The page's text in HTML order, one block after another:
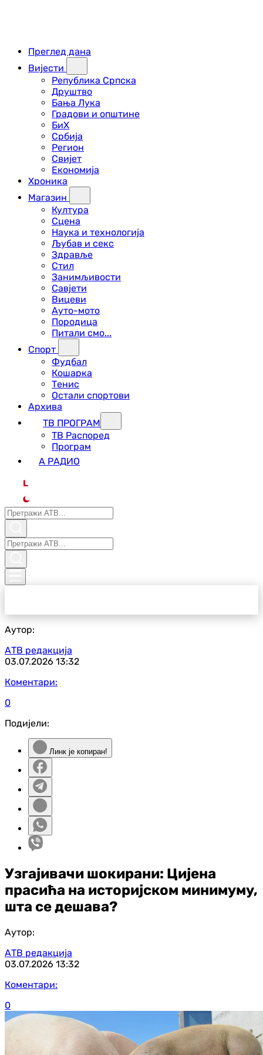
Преглед дана
Вијести
Република Српска
Друштво
Бања Лука
Градови и општине
БиХ
Србија
Регион
Свијет
Економија
Хроника
Магазин
Култура
Сцена
Наука и технологија
Љубав и секс
Здравље
Стил
Занимљивости
Савјети
Вицеви
Ауто-мото
Породица
Питали смо...
Спорт
Фудбал
Кошарка
Тенис
Остали спортови
Архива
ТВ ПРОГРАМ
ТВ Распоред
Програм
А РАДИО
L
Аутор:
АТВ редакција
03.07.2026 13:32
Коментари:
0
Подијели:
Линк је копиран!
Узгајивачи шокирани: Цијена
прасића на историјском минимуму,
шта се дешава?
Аутор:
АТВ редакција
03.07.2026 13:32
Коментари:
0